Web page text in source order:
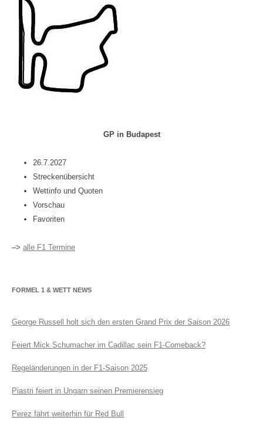
GP in Budapest
26.7.2027
Streckenübersicht
Wettinfo und Quoten
Vorschau
Favoriten
–> alle F1 Termine
FORMEL 1 & WETT NEWS
George Russell holt sich den ersten Grand Prix der Saison 2026
Feiert Mick Schumacher im Cadillac sein F1-Comeback?
Regeländerungen in der F1-Saison 2025
Piastri feiert in Ungarn seinen Premierensieg
Perez fährt weiterhin für Red Bull